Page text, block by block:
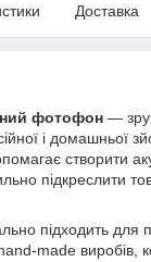
Доставка
фотофон —
і домашньої
створити
підкреслити
підходить для
made виробів,